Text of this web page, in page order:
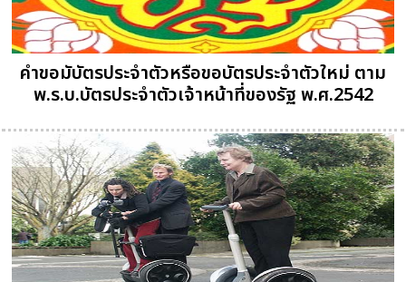
คำขอมับัตรประจำตัวหรือขอบัตรประจำตัวใหม่ ตาม
พ.ร.บ.บัตรประจำตัวเจ้าหน้าที่ของรัฐ พ.ศ.2542